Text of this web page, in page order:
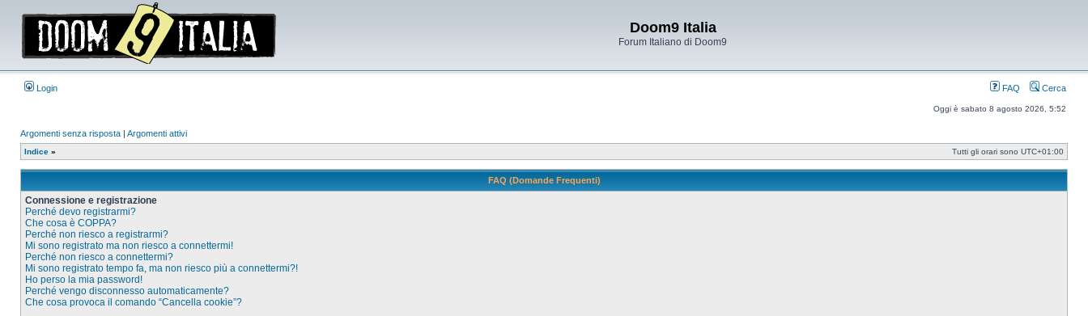
Doom9 Italia
Forum Italiano di Doom9
Login FAQ Cerca
Oggi è sabato 8 agosto 2026, 5:52
Argomenti senza risposta | Argomenti attivi
Indice » Tutti gli orari sono UTC+01:00
FAQ (Domande Frequenti)
Connessione e registrazione
Perché devo registrarmi?
Che cosa è COPPA?
Perché non riesco a registrarmi?
Mi sono registrato ma non riesco a connettermi!
Perché non riesco a connettermi?
Mi sono registrato tempo fa, ma non riesco più a connettermi?!
Ho perso la mia password!
Perché vengo disconnesso automaticamente?
Che cosa provoca il comando “Cancella cookie”?